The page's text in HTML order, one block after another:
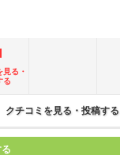
見る・
る
クチコミを見る・投稿する